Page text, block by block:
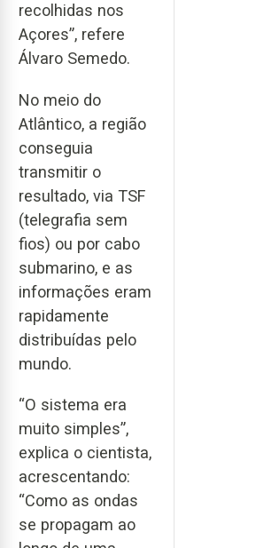
recolhidas nos
Açores”, refere
Álvaro Semedo.
No meio do
Atlântico, a região
conseguia
transmitir o
resultado, via TSF
(telegrafia sem
fios) ou por cabo
submarino, e as
informações eram
rapidamente
distribuídas pelo
mundo.
“O sistema era
muito simples”,
explica o cientista,
acrescentando:
“Como as ondas
se propagam ao